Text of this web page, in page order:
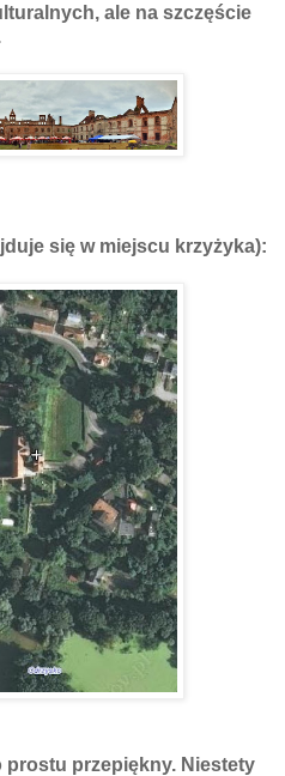
ale na szczęście
się w miejscu krzyżyka):
przepiękny. Niestety